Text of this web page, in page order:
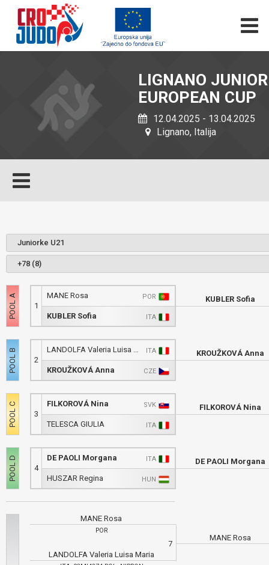
LIGNANO JUNIOR
EUROPEAN CUP
12.04.2025 - 13.04.2025
Lignano, Italija
1
MANE Rosa POR
KUBLER Sofia ITA
2
LANDOLFA Valeria Luisa Maria ITA
KROUŽKOVÁ Anna CZE
3
FILKOROVÁ Nina SVK
TELESCA GIULIA ITA
4
DE PAOLI Morgana ITA
HUSZAR Regina HUN
KUBLER Sofia
KROUŽKOVÁ Anna
FILKOROVÁ Nina
DE PAOLI Morgana
MANE Rosa
POR
LANDOLFA Valeria Luisa Maria
7
MANE Rosa